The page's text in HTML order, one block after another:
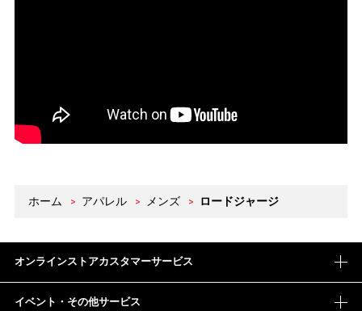
ホーム > アパレル > メンズ > ロードジャージ
オンラインストアカスタマーサービス
イベント・その他サービス